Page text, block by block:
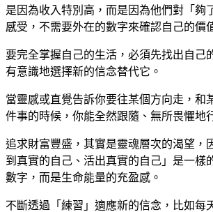
是因為收入特別高，而是因為他們對「夠
感受，不需要外在的數字來確認自己的價
要完全掌握自己的生活，必須先找出自己
有意識地選擇新的信念替代它。
當靈感或直覺告訴你要往某個方向走，和
件事的時候，你能全然跟隨、無所畏懼地
追求財富豐盛，其實是靈魂層次的渴望，
到真實的自己、活出真實的自己」是一樣
數字，而是生命能量的充盈感。
不斷透過「練習」適應新的信念，比如每